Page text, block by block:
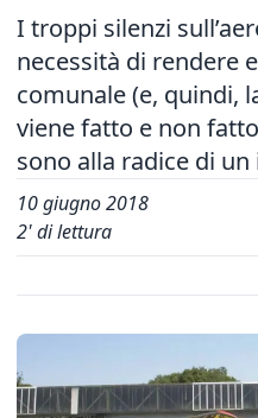
I troppi silenzi
necessità di rendere
comunale (e, quindi,
viene fatto e non fatto
sono alla radice di
10 giugno 2018
2' di lettura